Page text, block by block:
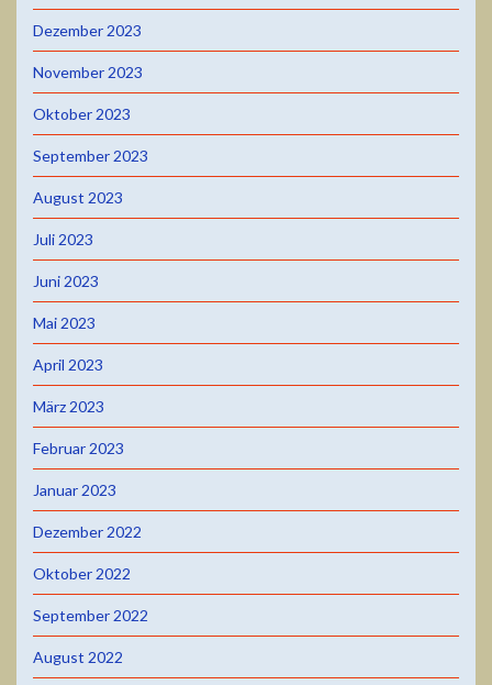
Dezember 2023
November 2023
Oktober 2023
September 2023
August 2023
Juli 2023
Juni 2023
Mai 2023
April 2023
März 2023
Februar 2023
Januar 2023
Dezember 2022
Oktober 2022
September 2022
August 2022